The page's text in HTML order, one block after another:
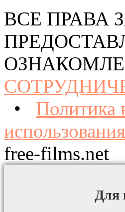
ВСЕ ПРАВА
• Политика
использования
free-films.net
Для